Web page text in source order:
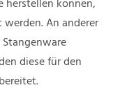
herstellen können,
An anderer
diese für den